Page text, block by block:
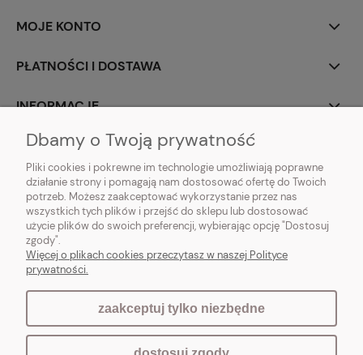
MOJE KONTO
PŁATNOŚCI I DOSTAWA
INFORMACJE
O NAS
Vintagedeco.pl - sklep internetowy - meble i artykuły dekoracyjne do domu
i ogrodu w stylu vintage, skandynawskim, prowansalskim, boho, shabby
chic, industrialnym i loft.
Dbamy o Twoją prywatność
Pliki cookies i pokrewne im technologie umożliwiają poprawne
działanie strony i pomagają nam dostosować ofertę do Twoich
potrzeb. Możesz zaakceptować wykorzystanie przez nas
wszystkich tych plików i przejść do sklepu lub dostosować
użycie plików do swoich preferencji, wybierając opcję "Dostosuj
zgody".
Więcej o plikach cookies przeczytasz w naszej Polityce
prywatności.
zaakceptuj tylko niezbędne